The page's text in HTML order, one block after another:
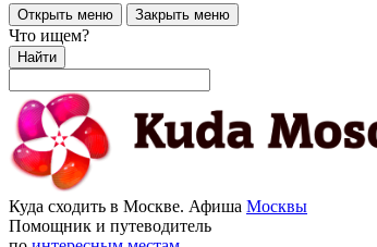
Открыть меню Закрыть меню
Что ищем?
Найти
Куда сходить в Москве. Афиша Москвы
Помощник и путеводитель